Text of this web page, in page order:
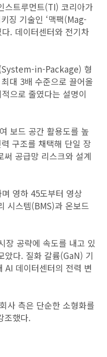
스트루먼트(TI) 코리아가
징 기술인 ‘맥팩(Mag-
. 데이터센터와 전기차
in-Package) 형
대 3배 수준으로 끌어올
으로 줄였다는 설명이
보드 공간 활용도를 높
구조를 채택해 단일 장
공급망 리스크와 설계
영하 45도부터 영상
시스템(BMS)과 온보드
장 공략에 속도를 내고 있
았다. 질화 갈륨(GaN) 기
AI 데이터센터의 전력 변
사 측은 단순한 소형화를
조했다.